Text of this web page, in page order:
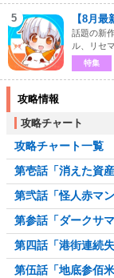
5 【8月
話題の新
ル、リセ
特集
攻略情報
攻略チャート
攻略チャート一覧
第壱話「消えた資産
第弐話「怪人赤マン
第参話「ダークサ
第四話「港街連続失
第伍話「地底参佰米